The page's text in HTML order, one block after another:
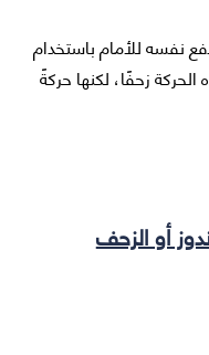
نفسه للأمام باستخدام
زحفًا، لكنها حركةً
أو الزحف